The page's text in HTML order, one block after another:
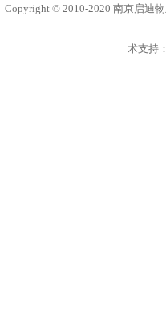
Copyright © 2010-2020 南京启迪
术支持：